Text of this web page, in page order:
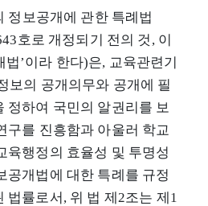
정보공개에 관한 특례법
호로 개정되기 전의 것, 이
’이라 한다)은, 교육관련기
보의 공개의무와 공개에 필
정하여 국민의 알권리를 보
구를 진흥함과 아울러 학교
육행정의 효율성 및 투명성
공개법에 대한 특례를 규정
법률로서, 위 법 제2조는 제1